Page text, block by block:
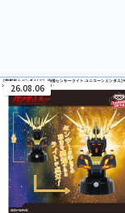
26.08.06